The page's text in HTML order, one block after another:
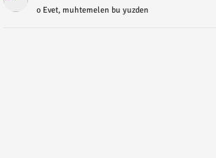
o Evet, muhtemelen bu yuzden